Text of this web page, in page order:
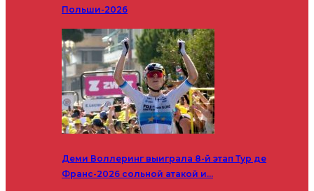
Польши-2026
Деми Воллеринг выиграла 8-й этап Тур де
Франс-2026 сольной атакой и…